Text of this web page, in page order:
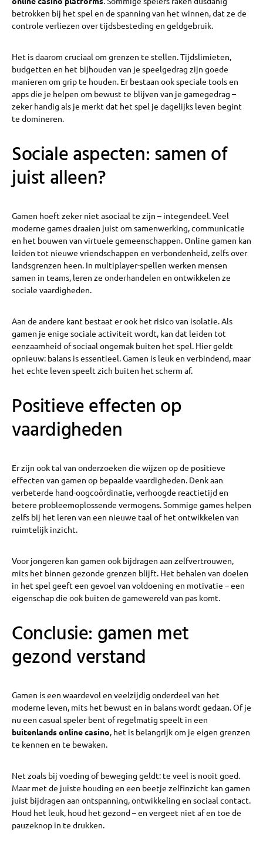
betrokken bij het spel en de spanning van het winnen, dat ze de
controle verliezen over tijdsbesteding en geldgebruik.
Het is daarom cruciaal om grenzen te stellen. Tijdslimieten,
budgetten en het bijhouden van je speelgedrag zijn goede
manieren om grip te houden. Er bestaan ook speciale tools en
apps die je helpen om bewust te blijven van je gamegedrag –
zeker handig als je merkt dat het spel je dagelijks leven begint
te domineren.
Sociale aspecten: samen of
juist alleen?
Gamen hoeft zeker niet asociaal te zijn – integendeel. Veel
moderne games draaien juist om samenwerking, communicatie
en het bouwen van virtuele gemeenschappen. Online gamen kan
leiden tot nieuwe vriendschappen en verbondenheid, zelfs over
landsgrenzen heen. In multiplayer-spellen werken mensen
samen in teams, leren ze onderhandelen en ontwikkelen ze
sociale vaardigheden.
Aan de andere kant bestaat er ook het risico van isolatie. Als
gamen je enige sociale activiteit wordt, kan dat leiden tot
eenzaamheid of sociaal ongemak buiten het spel. Hier geldt
opnieuw: balans is essentieel. Gamen is leuk en verbindend, maar
het echte leven speelt zich buiten het scherm af.
Positieve effecten op
vaardigheden
Er zijn ook tal van onderzoeken die wijzen op de positieve
effecten van gamen op bepaalde vaardigheden. Denk aan
verbeterde hand-oogcoördinatie, verhoogde reactietijd en
betere probleemoplossende vermogens. Sommige games helpen
zelfs bij het leren van een nieuwe taal of het ontwikkelen van
ruimtelijk inzicht.
Voor jongeren kan gamen ook bijdragen aan zelfvertrouwen,
mits het binnen gezonde grenzen blijft. Het behalen van doelen
in het spel geeft een gevoel van voldoening en motivatie – een
eigenschap die ook buiten de gamewereld van pas komt.
Conclusie: gamen met
gezond verstand
Gamen is een waardevol en veelzijdig onderdeel van het
moderne leven, mits het bewust en in balans wordt gedaan. Of je
nu een casual speler bent of regelmatig speelt in een
buitenlands online casino, het is belangrijk om je eigen grenzen
te kennen en te bewaken.
Net zoals bij voeding of beweging geldt: te veel is nooit goed.
Maar met de juiste houding en een beetje zelfinzicht kan gamen
juist bijdragen aan ontspanning, ontwikkeling en sociaal contact.
Houd het leuk, houd het gezond – en vergeet niet af en toe de
pauzeknop in te drukken.